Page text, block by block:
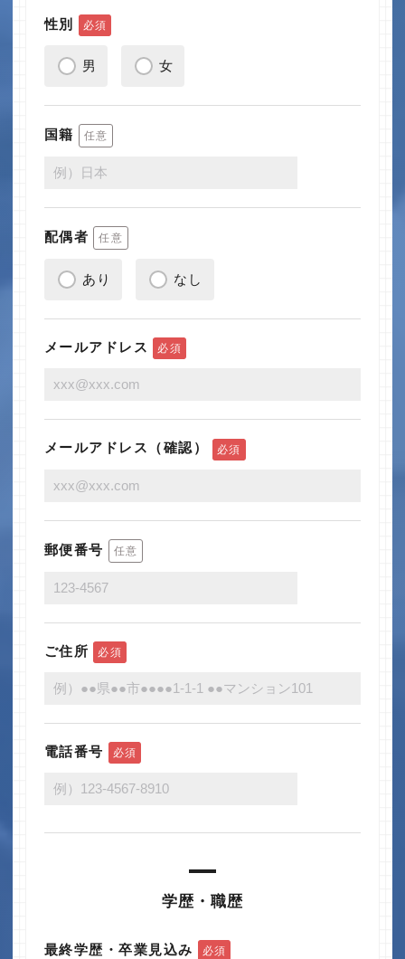
性別 必須
男 女
国籍 任意
配偶者 任意
あり なし
メールアドレス 必須
メールアドレス（確認） 必須
郵便番号 任意
ご住所 必須
電話番号 必須
学歴・職歴
最終学歴・卒業見込み 必須